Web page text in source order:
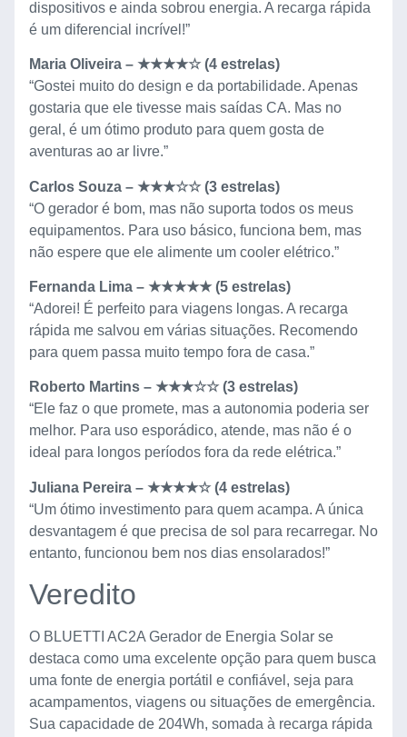
dispositivos e ainda sobrou energia. A recarga rápida
é um diferencial incrível!”
Maria Oliveira – ★★★★☆ (4 estrelas)
“Gostei muito do design e da portabilidade. Apenas
gostaria que ele tivesse mais saídas CA. Mas no
geral, é um ótimo produto para quem gosta de
aventuras ao ar livre.”
Carlos Souza – ★★★☆☆ (3 estrelas)
“O gerador é bom, mas não suporta todos os meus
equipamentos. Para uso básico, funciona bem, mas
não espere que ele alimente um cooler elétrico.”
Fernanda Lima – ★★★★★ (5 estrelas)
“Adorei! É perfeito para viagens longas. A recarga
rápida me salvou em várias situações. Recomendo
para quem passa muito tempo fora de casa.”
Roberto Martins – ★★★☆☆ (3 estrelas)
“Ele faz o que promete, mas a autonomia poderia ser
melhor. Para uso esporádico, atende, mas não é o
ideal para longos períodos fora da rede elétrica.”
Juliana Pereira – ★★★★☆ (4 estrelas)
“Um ótimo investimento para quem acampa. A única
desvantagem é que precisa de sol para recarregar. No
entanto, funcionou bem nos dias ensolarados!”
Veredito
O BLUETTI AC2A Gerador de Energia Solar se
destaca como uma excelente opção para quem busca
uma fonte de energia portátil e confiável, seja para
acampamentos, viagens ou situações de emergência.
Sua capacidade de 204Wh, somada à recarga rápida